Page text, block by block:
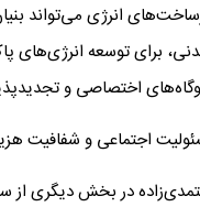
انرژی می‌تواند
برای توسعه انرژی‌های
اختصاصی و
اجتماعی و شفافیت
در بخش دیگری از